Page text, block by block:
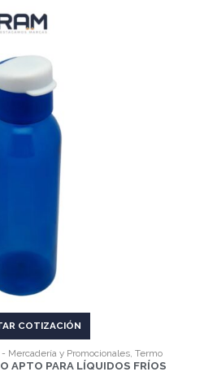
COTIZACIÓN
Mercadería y Promocionales, Termo
APTO PARA LÍQUIDOS FRÍOS